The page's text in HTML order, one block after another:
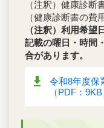
（注釈）健康診断
（健康診断書の費
（注釈）利用希望
記載の曜日・時間
合があります。
令和8年度
（PDF：9KB